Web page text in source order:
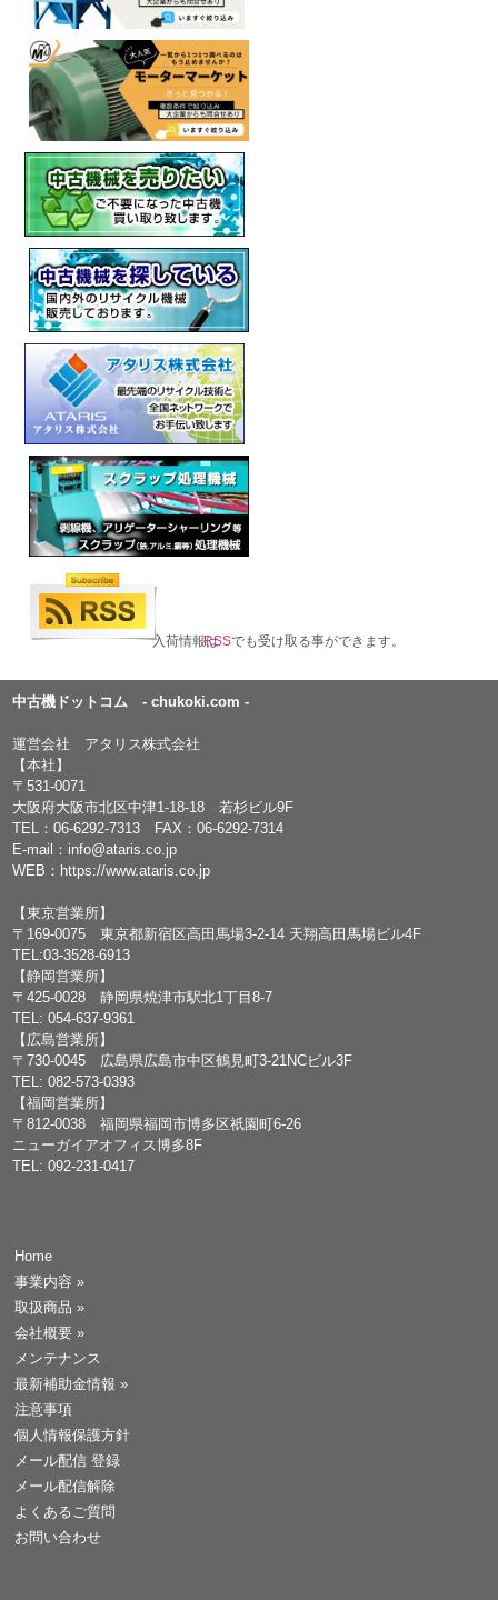
入荷情報はRSSでも受け取る事ができます。
中古機ドットコム - chukoki.com -
運営会社 アタリス株式会社
【本社】
〒531-0071
大阪府大阪市北区中津1-18-18 若杉ビル9F
TEL：06-6292-7313 FAX：06-6292-7314
E-mail： info@ataris.co.jp
WEB： https://www.ataris.co.jp
【東京営業所】
〒169-0075 東京都新宿区高田馬場3-2-14 天翔高田馬場ビル4F
TEL:03-3528-6913
【静岡営業所】
〒425-0028 静岡県焼津市駅北1丁目8-7
TEL: 054-637-9361
【広島営業所】
〒730-0045 広島県広島市中区鶴見町3-21NCビル3F
TEL: 082-573-0393
【福岡営業所】
〒812-0038 福岡県福岡市博多区祇園町6-26
ニューガイアオフィス博多8F
TEL: 092-231-0417
Home
事業内容 »
取扱商品 »
会社概要 »
メンテナンス
最新補助金情報 »
注意事項
個人情報保護方針
メール配信 登録
メール配信解除
よくあるご質問
お問い合わせ